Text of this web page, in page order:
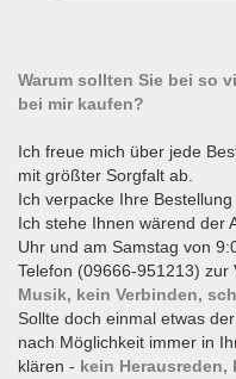
Warum sollten Sie bei so
bei mir kaufen?
Ich freue mich über jede
mit größter Sorgfalt ab.
Ich verpacke Ihre
Ich stehe Ihnen wärend der
Uhr und am Samstag von
Telefon (09666-951213) zur
Musik, kein Verbinden,
Sollte doch einmal etwas
nach Möglichkeit immer in
klären - kein